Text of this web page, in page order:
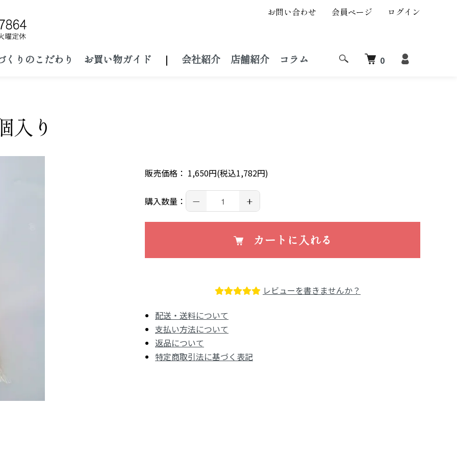
0
くりのこだわり お買い物ガイド ｜ 会社紹介 店舗紹介 コラム
お問い合わせ 会員ページ ログイン
入り
販売価格： 1,650円(税込1,782円)
購入数量： － +
カートに入れる
レビューを書きませんか？
配送・送料について
支払い方法について
返品について
特定商取引法に基づく表記